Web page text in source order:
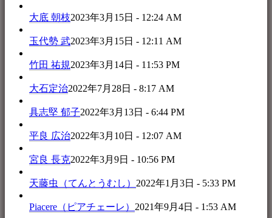
大底 朝枝2023年3月15日 - 12:24 AM
玉代勢 武2023年3月15日 - 12:11 AM
竹田 祐規2023年3月14日 - 11:53 PM
大石定治2022年7月28日 - 8:17 AM
具志堅 郁子2022年3月13日 - 6:44 PM
平良 広治2022年3月10日 - 12:07 AM
宮良 長克2022年3月9日 - 10:56 PM
天藤虫（てんとうむし） 2022年1月3日 - 5:33 PM
Piacere（ピアチェーレ） 2021年9月4日 - 1:53 AM